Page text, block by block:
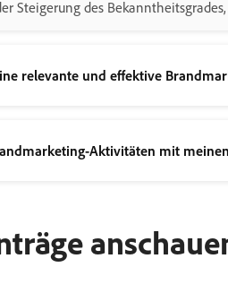
Steigerung des
relevante und effektive
Aktivitäten mit
fest, mit denen du diese Ziele
auswählen, mit